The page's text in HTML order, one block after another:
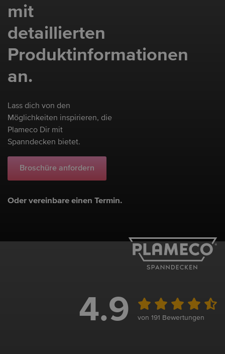
mit
detaillierten
Produktinformationen
an.
Lass dich von den
Möglichkeiten inspirieren, die
Plameco Dir mit
Spanndecken bietet.
Broschüre anfordern
Oder vereinbare einen Termin.
4.9 von 191 Bewertungen